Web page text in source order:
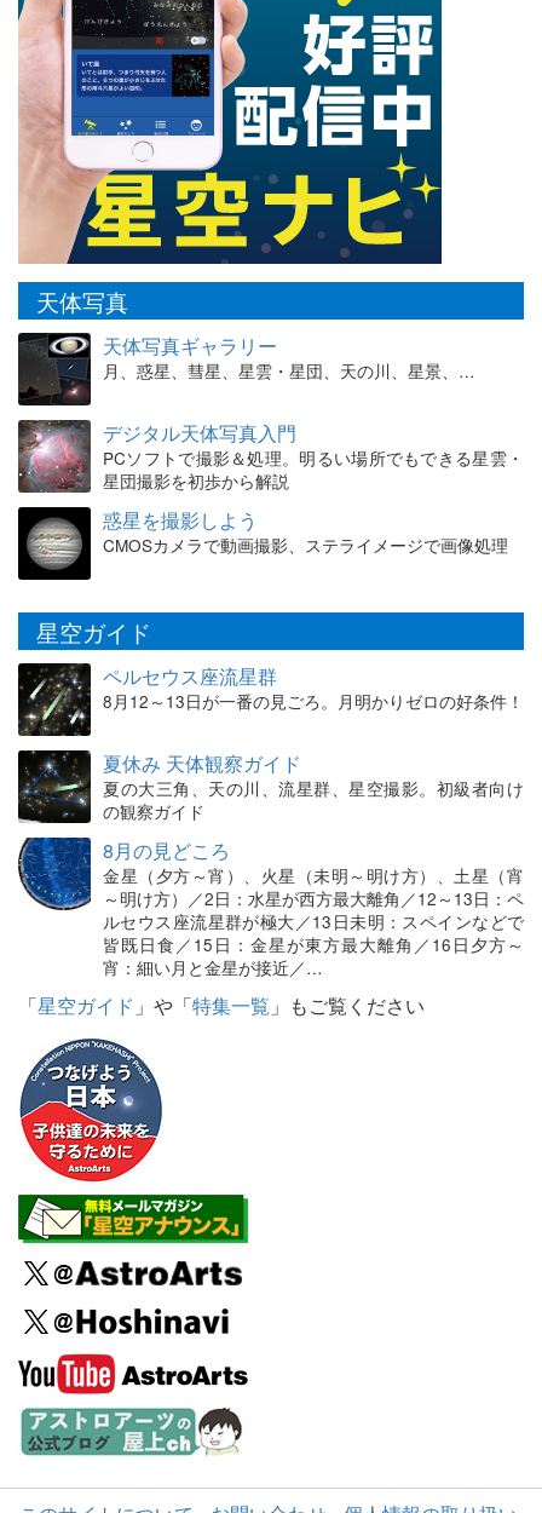
天体写真
天体写真ギャラリー
月、惑星、彗星、星雲・星団、天の川、星景、…
デジタル天体写真入門
PCソフトで撮影＆処理。明るい場所でもできる星雲・
星団撮影を初歩から解説
惑星を撮影しよう
CMOSカメラで動画撮影、ステライメージで画像処理
星空ガイド
ペルセウス座流星群
8月12～13日が一番の見ごろ。月明かりゼロの好条件！
夏休み 天体観察ガイド
夏の大三角、天の川、流星群、星空撮影。初級者向け
の観察ガイド
8月の見どころ
金星（夕方～宵）、火星（未明～明け方）、土星（宵
～明け方）／2日：水星が西方最大離角／12～13日：ペ
ルセウス座流星群が極大／13日未明：スペインなどで
皆既日食／15日：金星が東方最大離角／16日夕方～
宵：細い月と金星が接近／…
「星空ガイド 」や「特集一覧 」もご覧ください